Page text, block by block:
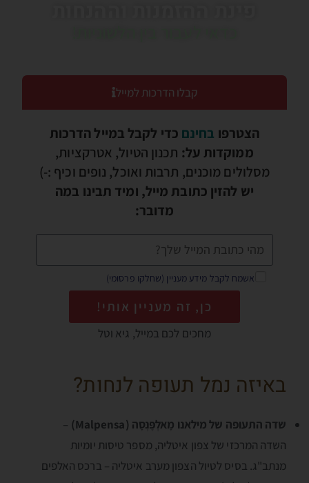
קבלו הדרכות למייל
הצטרפו בחינם כדי לקבל במייל הדרכות
ממוקדות על: תכנון הטיול, אטרקציות,
מסלולים מוכנים, תרבות ואוכל, נופים וכיף :-)
יש להזין כתובת מייל, ומיד תבינו במה
מדובר:
אשמח לקבל מידע מעניין (שחלקו פרסומי)
כן, זה מעניין אותי!
מחכים לכם במייל, גיא וטל
באיזה נמל תעופה לנחות?
שדה התעופה של מילאנו מָאלְפֶּנְסָה (Malpensa)
–
השדה המרכזי של צפון איטליה, מספר טיסות יומיות
מנתב"ג. בסיס לטיול הצפון מערב איטליה – ברכס האלפים